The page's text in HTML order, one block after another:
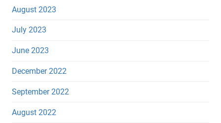
August 2023
July 2023
June 2023
December 2022
September 2022
August 2022